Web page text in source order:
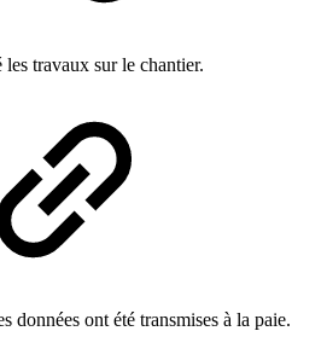
travaux sur le chantier.
données ont été transmises à la paie.